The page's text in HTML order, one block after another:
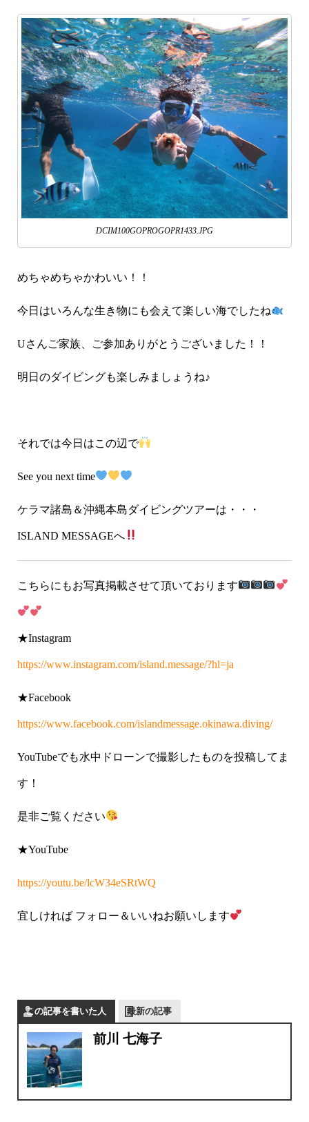
DCIM100GOPROGOPR1433.JPG
めちゃめちゃかわいい！！
今日はいろんな生き物にも会えて楽しい海でしたね
Uさんご家族、ご参加ありがとうございました！！
明日のダイビングも楽しみましょうね♪
それでは今日はこの辺で
See you next time
ケラマ諸島＆沖縄本島ダイビングツアーは・・・
ISLAND MESSAGEへ
こちらにもお写真掲載させて頂いております
★Instagram
https://www.instagram.com/island.message/?hl=ja
★Facebook
https://www.facebook.com/islandmessage.okinawa.diving/
YouTubeでも水中ドローンで撮影したものを投稿してま
す！
是非ご覧ください
★YouTube
https://youtu.be/lcW34eSRtWQ
宜しければ フォロー＆いいねお願いします
この記事を書いた人 最新の記事
前川 七海子